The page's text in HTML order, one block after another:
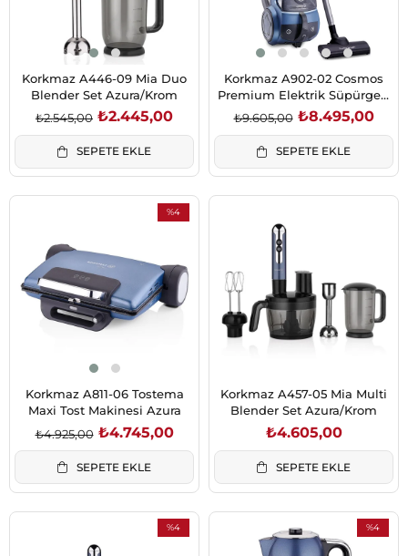
Korkmaz A446-09 Mia Duo
Blender Set Azura/Krom
₺2.445,00
₺2.545,00
SEPETE EKLE
Korkmaz A902-02 Cosmos
Premium Elektrik Süpürgesi
Azura/Siyah
₺8.495,00
₺9.605,00
SEPETE EKLE
%4
Korkmaz A811-06 Tostema
Maxi Tost Makinesi Azura
₺4.745,00
₺4.925,00
SEPETE EKLE
Korkmaz A457-05 Mia Multi
Blender Set Azura/Krom
₺4.605,00
SEPETE EKLE
%4
%4